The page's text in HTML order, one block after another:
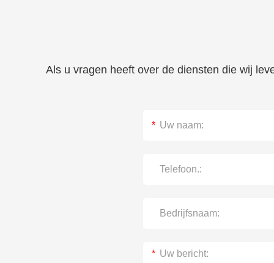
Als u vragen heeft over de diensten die wij